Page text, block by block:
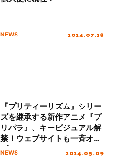
NEWS 2014.07.18
『プリティーリズム』シリー
ズを継承する新作アニメ『プ
リパラ』、キービジュアル解
禁！ウェブサイトも一斉オー
プン！
NEWS 2014.05.09